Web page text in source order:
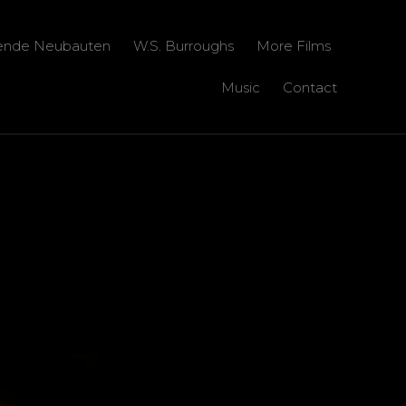
Neubauten W.S. Burroughs More Films
Music Contact